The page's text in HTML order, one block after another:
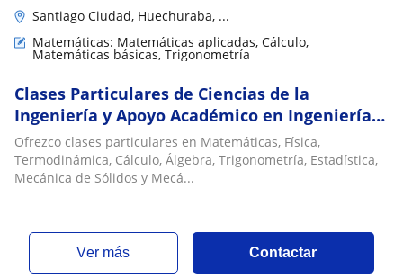
Santiago Ciudad, Huechuraba, ...
Matemáticas: Matemáticas aplicadas, Cálculo,
Matemáticas básicas, Trigonometría
Clases Particulares de Ciencias de la
Ingeniería y Apoyo Académico en Ingeniería
Civil
Ofrezco clases particulares en Matemáticas, Física,
Termodinámica, Cálculo, Álgebra, Trigonometría, Estadística,
Mecánica de Sólidos y Mecá...
ver más Contactar